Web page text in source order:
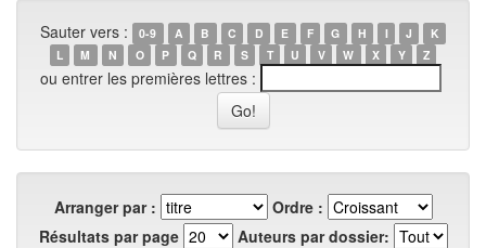
Sauter vers : 0-9 A B C D E F G H I J
K
L
M N O P Q R S T U V W X Y Z
ou entrer les premières lettres :
Arranger par :
Ordre :
Résultats par page
Auteurs par dossier: